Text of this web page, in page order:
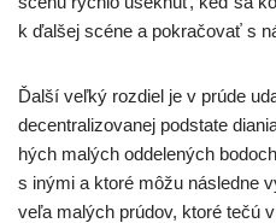
k ďal­šej scé­ne a pokra­čo­vať s
Ďalší veľ­ký roz­diel je v prú­de
decen­tra­li­zo­va­nej pod­sta­te
hých malých odde­le­ných
s iný­mi a kto­ré môžu násled­ne
veľa malých prú­dov, kto­ré tečú